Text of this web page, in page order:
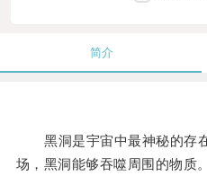
简介
黑洞是宇宙中最神秘的存在
场，黑洞能够吞噬周围的物质。